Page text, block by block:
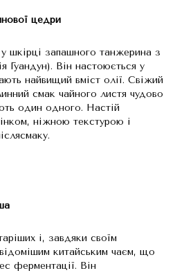
цедри
шкірці запашного танжерина з
Гуандун). Він настоюється у
найвищий вміст олії. Свіжий
смак чайного листя чудово
один одного. Настій
ніжною текстурою і
і, завдяки своїм
китайським чаєм, що
ферментації. Він